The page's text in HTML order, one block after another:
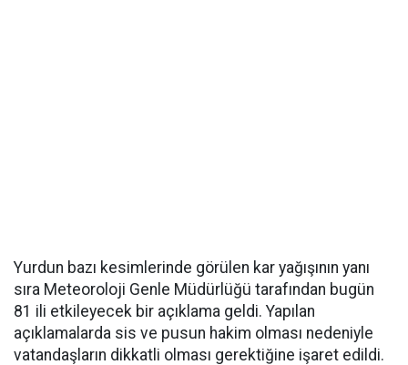
Yurdun bazı kesimlerinde görülen kar yağışının yanı
sıra Meteoroloji Genle Müdürlüğü tarafından bugün
81 ili etkileyecek bir açıklama geldi. Yapılan
açıklamalarda sis ve pusun hakim olması nedeniyle
vatandaşların dikkatli olması gerektiğine işaret edildi.